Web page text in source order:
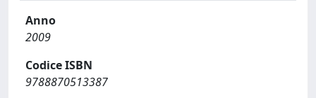
Anno
2009
Codice ISBN
9788870513387